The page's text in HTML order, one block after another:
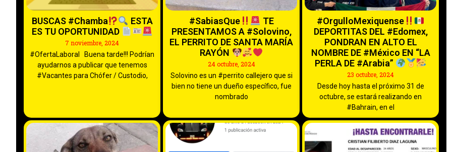
BUSCAS #Chamba
ESTA
ES TU OPORTUNIDAD
7 noviembre, 2024
#OfertaLaboral Buena tarde!!! Podrían
ayudarnos a publicar que tenemos
#Vacantes para Chófer / Custodio,
#SabiasQue
TE
PRESENTAMOS A #Solovino,
EL PERRITO DE SANTA MARÍA
RAYÓN
24 octubre, 2024
Solovino es un #perrito callejero que si
bien no tiene un dueño específico, fue
nombrado
#OrgulloMexiquense
DEPORTITAS DEL #Edomex,
PONDRAN EN ALTO EL
NOMBRE DE #México EN “LA
PERLA DE #Arabia”
23 octubre, 2024
Desde hoy hasta el próximo 31 de
octubre, se estará realizando en
#Bahrain, en el